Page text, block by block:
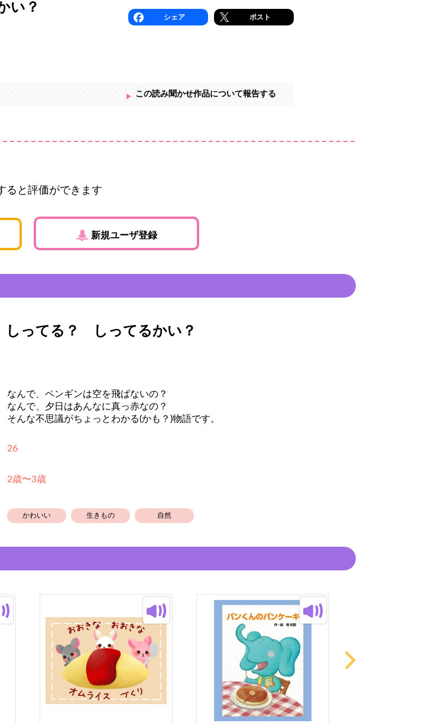
い？
シェア ポスト
この読み聞かせ作品について報告する
ると評価ができます
新規ユーザ登録
ってる？ しってるかい？
なんで、ペンギンは空を飛ばないの？
なんで、夕日はあんなに真っ赤なの？
そんな不思議がちょっとわかる(かも？)物語です。
26
2歳〜3歳
かわいい 生きもの 自然